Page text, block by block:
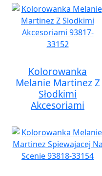
Kolorowanka
Melanie Martinez Z
Słodkimi
Akcesoriami